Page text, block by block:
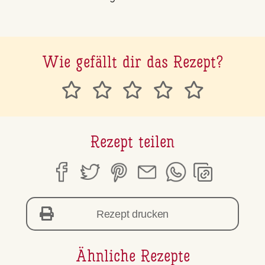
Wie gefällt dir das Rezept?
Rezept teilen
Rezept drucken
Ähnliche Rezepte